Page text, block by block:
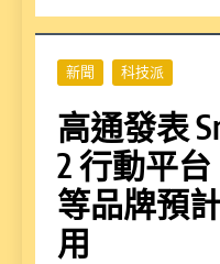
新聞 科技派
高通發表
2 行動平
等品牌預
用